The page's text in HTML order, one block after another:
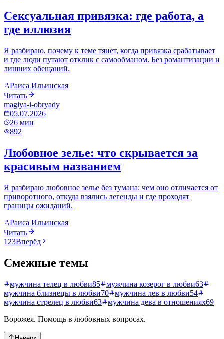
Сексуальная привязка: где работа, а
где иллюзия
Я разбираю, почему к теме тянет, когда привязка срабатывает
и где люди путают отклик с самообманом. Без романтизации и
лишних обещаний.
Раиса Ильинская
Читать
magiya-i-obryady
05.07.2026
26 мин
892
Любовное зелье: что скрывается за
красивым названием
Я разбираю любовное зелье без тумана: чем оно отличается от
приворотного, откуда взялись легенды и где проходят
границы ожиданий.
Раиса Ильинская
Читать
1 23Вперёд
Смежные темы
мужчина телец в любви85 мужчина козерог в любви63
мужчина близнецы в любви70 мужчина лев в любви54
мужчина стрелец в любви63 мужчина дева в отношениях69
Ворожея. Помощь в любовных вопросах.